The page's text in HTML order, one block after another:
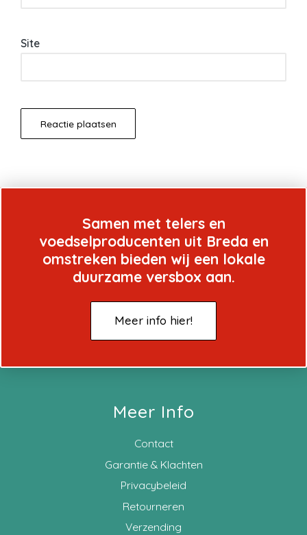
Site
Samen met telers en
voedselproducenten uit Breda en
omstreken bieden wij een lokale
duurzame versbox aan.
Meer info hier!
Meer Info
Contact
Garantie & Klachten
Privacybeleid
Retourneren
Verzending